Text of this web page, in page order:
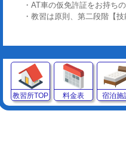
・AT車の仮免許証をお持ち
・教習は原則、第二段階【
教習所TOP 料金表 宿泊施